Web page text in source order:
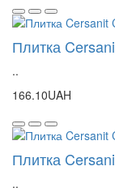
Плитка
..
166.10UAH
Плитка
..